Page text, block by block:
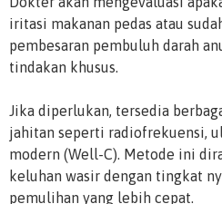
iritasi makanan pedas atau
pembesaran pembuluh darah
tindakan khusus.
Jika diperlukan, tersedia
jahitan seperti radiofrekuensi,
modern (Well-C). Metode ini
keluhan wasir dengan tingkat
pemulihan yang lebih cepat.